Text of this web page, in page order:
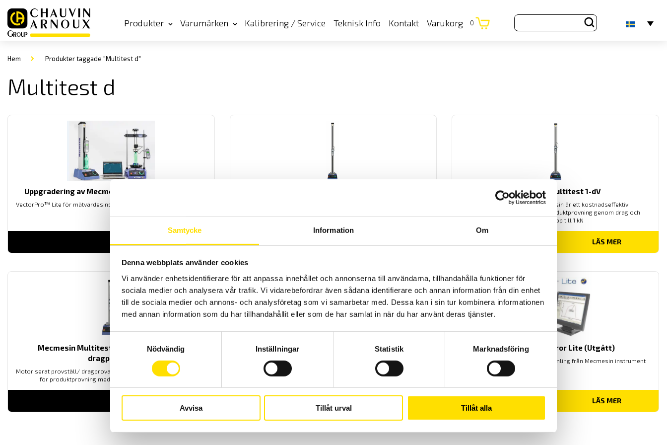
Samtycke Information Om
Denna webbplats använder cookies
Vi använder enhetsidentifierare för att anpassa innehållet och annonserna till användarna, tillhandahålla funktioner för
sociala medier och analysera vår trafik. Vi vidarebefordrar även sådana identifierare och annan information från din enhet
till de sociala medier och annons- och analysföretag som vi samarbetar med. Dessa kan i sin tur kombinera informationen
med annan information som du har tillhandahållit eller som de har samlat in när du har använt deras tjänster.
Samtyckesval
Nödvändig
Inställningar Statistik Marknadsföring
Avvisa Tillåt urval Tillåt alla
Produkter Varumärken Kalibrering / Service Teknisk Info Kontakt Varukorg 0
Hem Produkter taggade "Multitest d"
Multitest d
Uppgradering av Mecmesin VectorPro mjukvara
VectorPro™ Lite för mätvärdesinsamling från Mecmesin instrument
Mecmesin Multitest 1-dV
Multitest 1-dV från Mecmesin är ett kostnadseffektiv
provställ/dragprovare för produktprovning genom drag och
trycktester upp till 1 kN
LÄS MER
Mecmesin Multitest 2,5-dV motoriserad
dragprovare
Motoriserat provställ/ dragprovare Multitest 2,5-dV från Mecmesin
för produktprovning med kapacitet upp till 2500 N
Mecmesin VectorPro Lite mjukvara
VectorPro™ Lite för mätvärdesinsamling från Mecmesin instrument
Mecmesin Emperor Lite (Utgått)
Emperor Lite för mätvärdesinsamling från Mecmesin instrument
LÄS MER